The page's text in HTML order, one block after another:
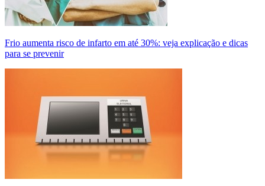
Frio aumenta risco de infarto em até 30%: veja explicação e dicas
para se prevenir